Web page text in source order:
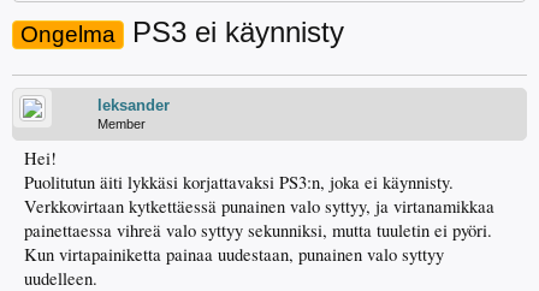
Ongelma PS3 ei käynnisty
leksander
Member
Hei!
Puolitutun äiti lykkäsi korjattavaksi PS3:n, joka ei käynnisty.
Verkkovirtaan kytkettäessä punainen valo syttyy, ja virtanamikkaa
painettaessa vihreä valo syttyy sekunniksi, mutta tuuletin ei pyöri.
Kun virtapainiketta painaa uudestaan, punainen valo syttyy
uudelleen.